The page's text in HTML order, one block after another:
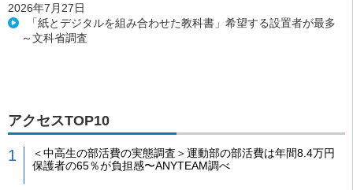
2026年7月27日
「紙とデジタルを組み合わせた教科書」希望する設置者が最多
～文科省調査
アクセスTOP10
＜中高生の部活費の実態調査＞運動部の部活費は年間8.4万円
保護者の65％が負担感〜ANYTEAM調べ